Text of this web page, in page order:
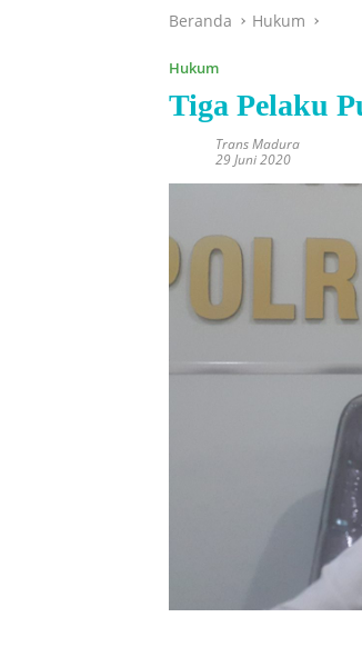
Beranda Hukum
Hukum
Tiga Pelaku
Trans Madura
29 Juni 2020